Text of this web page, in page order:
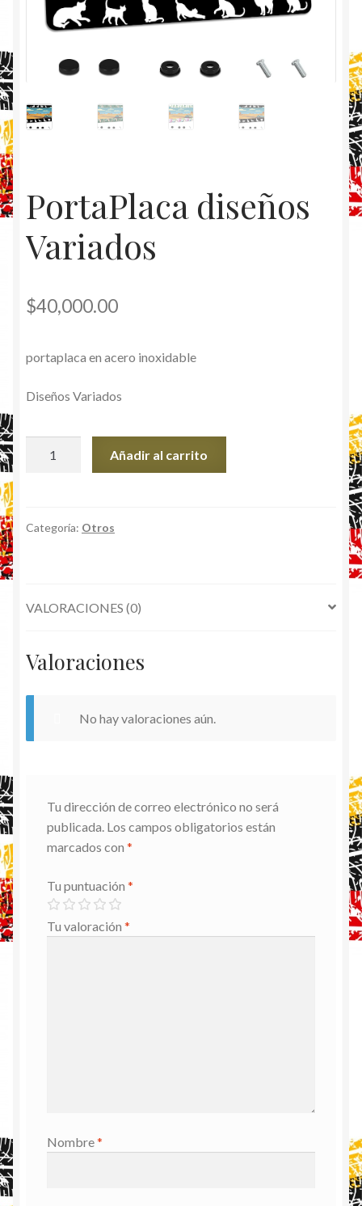
PortaPlaca diseños
Variados
$40,000.00
portaplaca en acero inoxidable
Diseños Variados
Añadir al carrito
Categoría: Otros
VALORACIONES (0)
Valoraciones
No hay valoraciones aún.
Tu dirección de correo electrónico no será
publicada. Los campos obligatorios están
marcados con *
Tu puntuación *
Tu valoración *
Nombre*